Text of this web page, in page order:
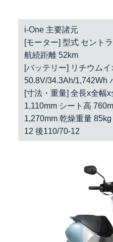
i-One 主要諸元
[モーター] 型式 セント
航続距離 52km
[バッテリー] リチウム
50.8V/34.3Ah/1,742Wh
[寸法・重量] 全長x全幅
1,110mm シート高
1,270mm 乾燥重量
12 後110/70-12